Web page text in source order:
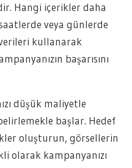
Hangi içerikler daha
veya günlerde
kullanarak
başarısını
düşük maliyetle
başlar. Hedef
oluşturun, görsellerin
olarak kampanyanızı